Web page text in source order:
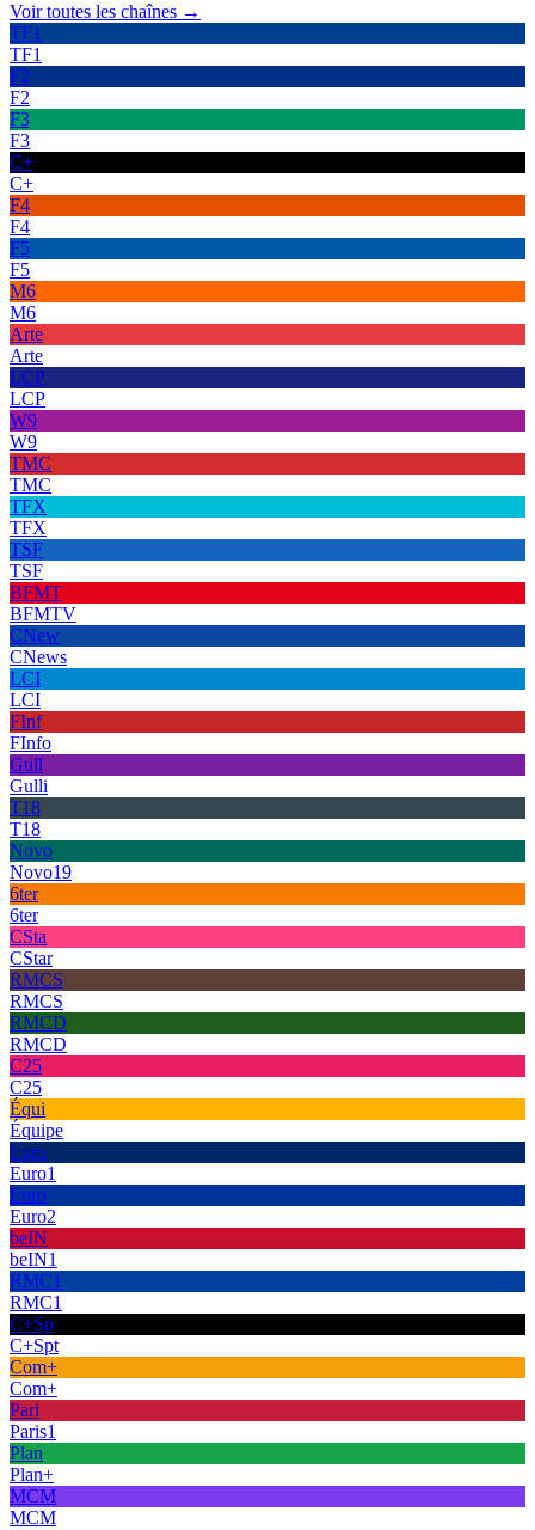
Voir toutes les chaînes →
TF1
TF1
F2
F2
F3
F3
C+
C+
F4
F4
F5
F5
M6
M6
Arte
Arte
LCP
LCP
W9
W9
TMC
TMC
TFX
TFX
TSF
TSF
BFMT
BFMTV
CNew
CNews
LCI
LCI
FInf
FInfo
Gull
Gulli
T18
T18
Novo
Novo19
6ter
6ter
CSta
CStar
RMCS
RMCS
RMCD
RMCD
C25
C25
Équi
Équipe
Euro
Euro1
Euro
Euro2
beIN
beIN1
RMC1
RMC1
C+Sp
C+Spt
Com+
Com+
Pari
Paris1
Plan
Plan+
MCM
MCM